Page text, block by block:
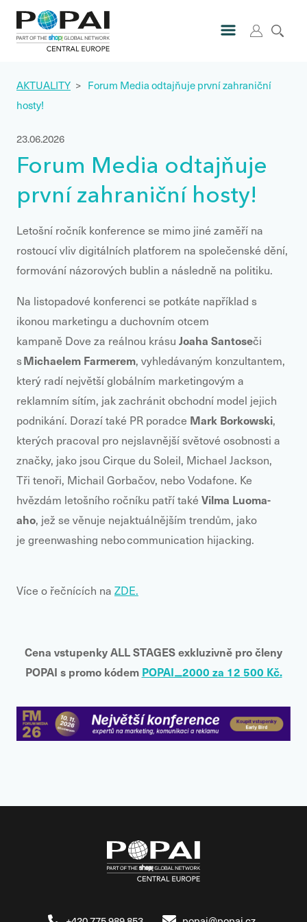
AKTUALITY > Forum Media odtajňuje první zahraniční
hosty!
23.06.2026
Forum Media odtajňuje
první zahraniční hosty!
Letošní ročník konference se mimo jiné zaměří na
rostoucí vliv digitálních platforem na společenské dění,
formování názorových bublin a následně na politiku.
Na listopadové konferenci se potkáte například s
ikonou marketingu a duchovním otcem
kampaně Dove za reálnou krásu Joaha Santoseči
sMichaelem Farmerem, vyhledávaným konzultantem,
který radí největší globálním marketingovým a
reklamním sítím, jak zachránit obchodní model jejich
podnikání. Dorazí také PR poradce Mark Borkowski,
kterých pracoval pro nejslavnější světové osobnosti a
značky, jako jsou Cirque du Soleil, Michael Jackson,
Tři tenoři, Michail Gorbačov, nebo Vodafone. Ke
hvězdám letošního ročníku patří také Vilma Luoma-
aho, jež se věnuje nejaktuálnějším trendům, jako
je greenwashing nebocommunication hijacking.
Více o řečnících na ZDE.
Cena vstupenkyALL STAGESexkluzivně pro členy
POPAI s promo kódem POPAI_2000 za 12 500 Kč.